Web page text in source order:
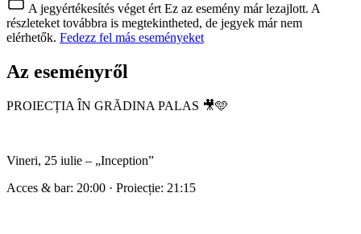
A jegyértékesítés véget ért Ez az esemény már lezajlott. A
részleteket továbbra is megtekintheted, de jegyek már nem
elérhetők. Fedezz fel más eseményeket
Az eseményről
PROIECȚIA ÎN GRĂDINA PALAS 🎥🩵
Vineri, 25 iulie – „Inception”
Acces & bar: 20:00 · Proiecție: 21:15